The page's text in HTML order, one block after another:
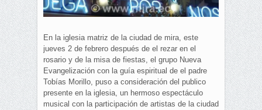
En la iglesia matriz de la ciudad de mira, este
jueves 2 de febrero después de el rezar en el
rosario y de la misa de fiestas, el grupo Nueva
Evangelización con la guía espiritual de el padre
Tobías Morillo, puso a consideración del publico
presente en la iglesia, un hermoso espectáculo
musical con la participación de artistas de la ciudad